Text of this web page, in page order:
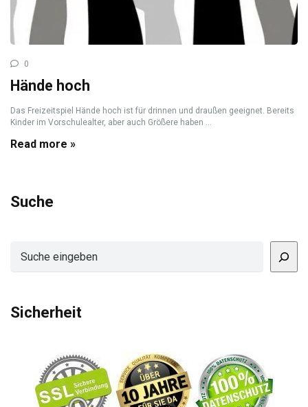
0
Hände hoch
Das Freizeitspiel Hände hoch ist für drinnen und draußen geeignet. Bereits
Kinder im Vorschulealter, aber auch Größere haben ...
Read more »
Suche
Sicherheit